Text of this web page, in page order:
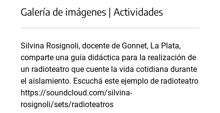
Galería de imágenes | Actividades
Silvina Rosignoli, docente de Gonnet, La Plata,
comparte una guía didáctica para la realización de
un radioteatro que cuente la vida cotidiana durante
el aislamiento. Escuchá este ejemplo de radioteatro
https://soundcloud.com/silvina-
rosignoli/sets/radioteatros